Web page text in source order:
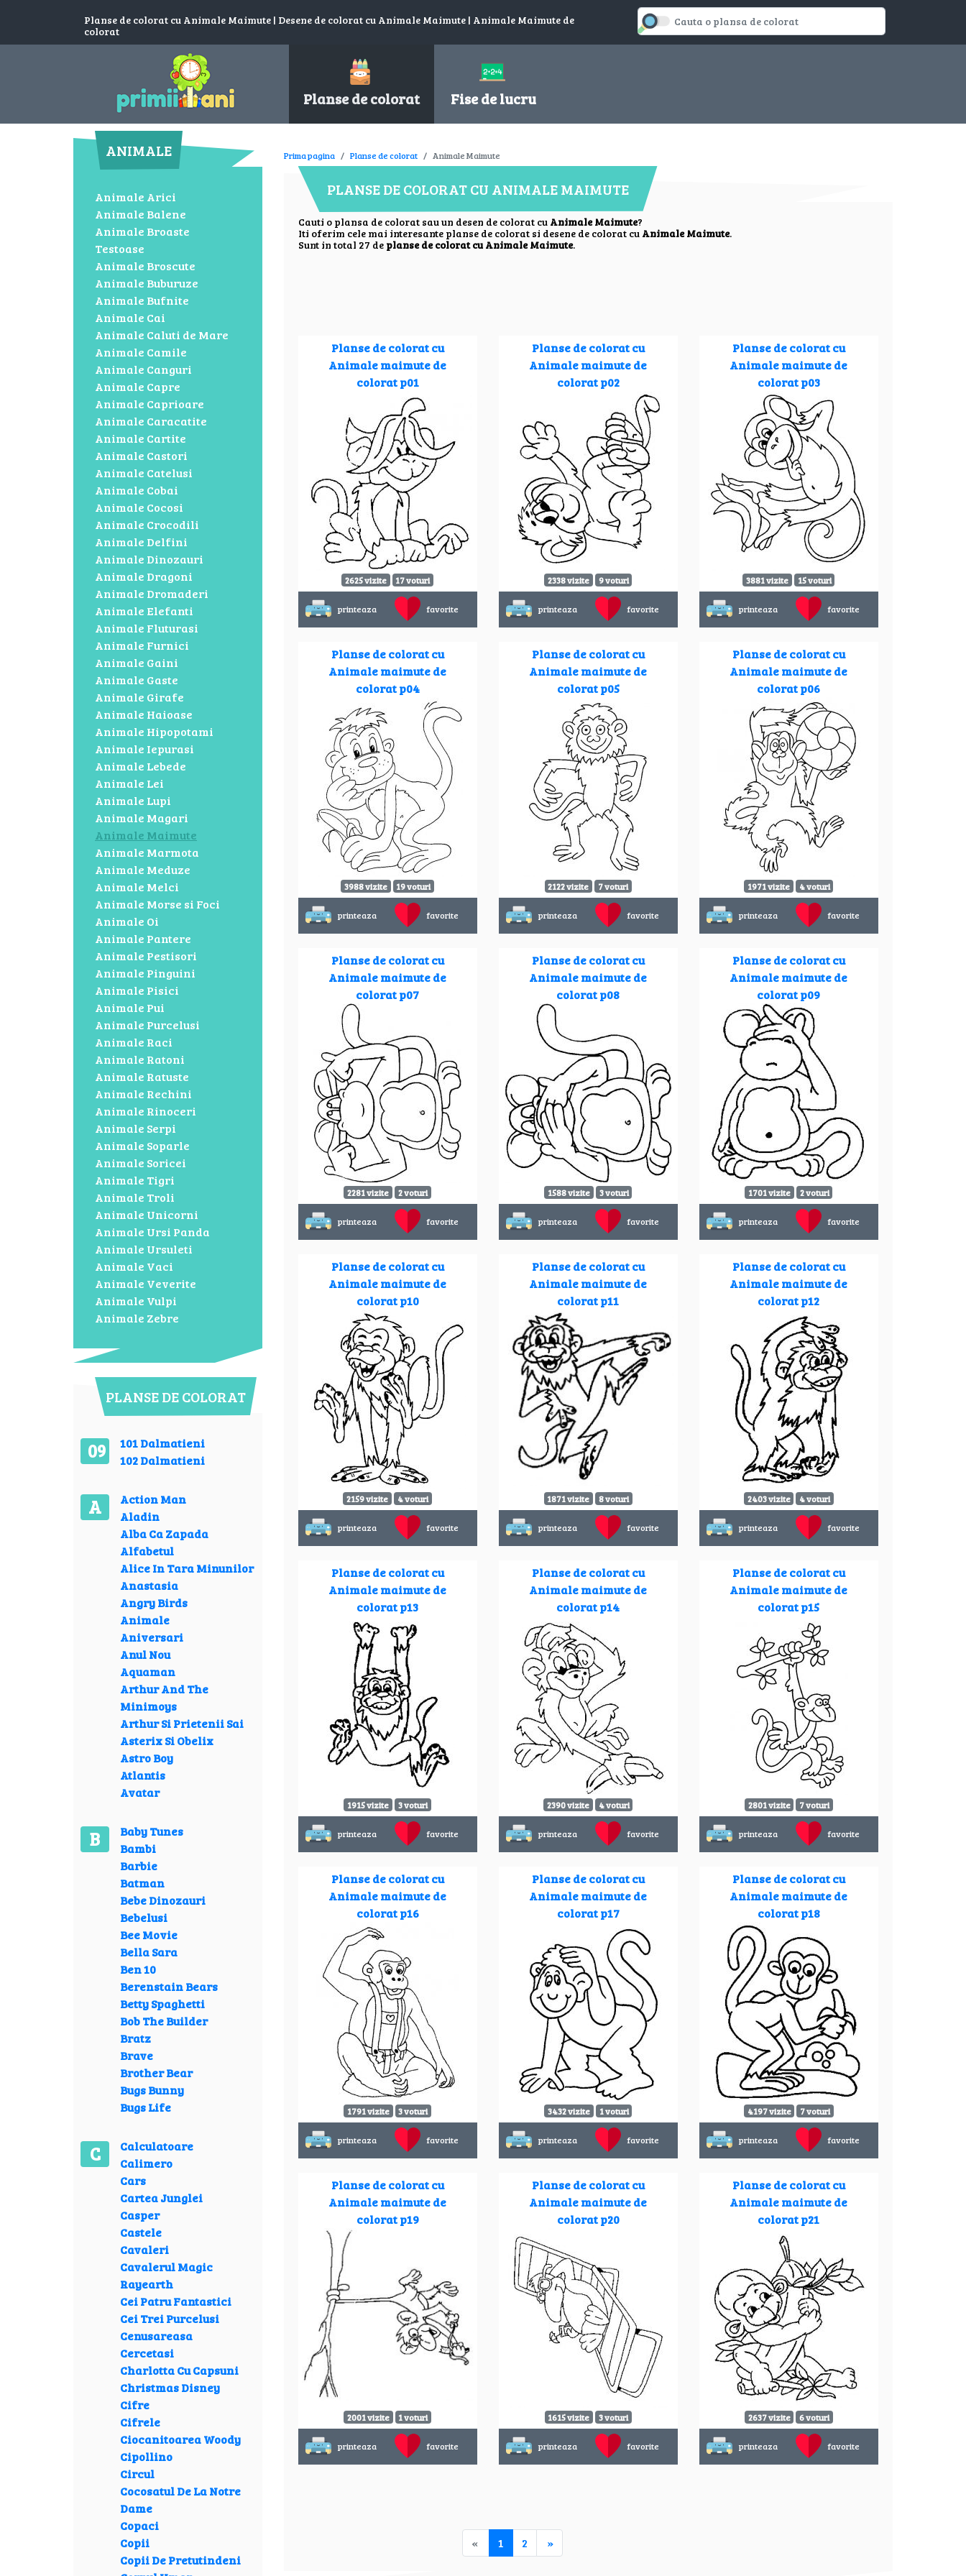
Planse de colorat cu Animale Maimute | Desene de colorat cu Animale Maimute | Animale Maimute de
colorat
Planse de colorat Fise de lucru
ANIMALE
Animale Arici
Animale Balene
Animale Broaste
Testoase
Animale Broscute
Animale Buburuze
Animale Bufnite
Animale Cai
Animale Caluti de Mare
Animale Camile
Animale Canguri
Animale Capre
Animale Caprioare
Animale Caracatite
Animale Cartite
Animale Castori
Animale Catelusi
Animale Cobai
Animale Cocosi
Animale Crocodili
Animale Delfini
Animale Dinozauri
Animale Dragoni
Animale Dromaderi
Animale Elefanti
Animale Fluturasi
Animale Furnici
Animale Gaini
Animale Gaste
Animale Girafe
Animale Haioase
Animale Hipopotami
Animale Iepurasi
Animale Lebede
Animale Lei
Animale Lupi
Animale Magari
Animale Maimute
Animale Marmota
Animale Meduze
Animale Melci
Animale Morse si Foci
Animale Oi
Animale Pantere
Animale Pestisori
Animale Pinguini
Animale Pisici
Animale Pui
Animale Purcelusi
Animale Raci
Animale Ratoni
Animale Ratuste
Animale Rechini
Animale Rinoceri
Animale Serpi
Animale Soparle
Animale Soricei
Animale Tigri
Animale Troli
Animale Unicorni
Animale Ursi Panda
Animale Ursuleti
Animale Vaci
Animale Veverite
Animale Vulpi
Animale Zebre
PLANSE DE COLORAT
09
101 Dalmatieni
102 Dalmatieni
A
Action Man
Aladin
Alba Ca Zapada
Alfabetul
Alice In Tara Minunilor
Anastasia
Angry Birds
Animale
Aniversari
Anul Nou
Aquaman
Arthur And The
Minimoys
Arthur Si Prietenii Sai
Asterix Si Obelix
Astro Boy
Atlantis
Avatar
B
Baby Tunes
Bambi
Barbie
Batman
Bebe Dinozauri
Bebelusi
Bee Movie
Bella Sara
Ben 10
Berenstain Bears
Betty Spaghetti
Bob The Builder
Bratz
Brave
Brother Bear
Bugs Bunny
Bugs Life
C
Calculatoare
Calimero
Cars
Cartea Junglei
Casper
Castele
Cavaleri
Cavalerul Magic
Rayearth
Cei Patru Fantastici
Cei Trei Purcelusi
Cenusareasa
Cercetasi
Charlotta Cu Capsuni
Christmas Disney
Cifre
Cifrele
Ciocanitoarea Woody
Cipollino
Circul
Cocosatul De La Notre
Dame
Copaci
Copii
Copii De Pretutindeni
Prima pagina Planse de colorat Animale Maimute
PLANSE DE COLORAT CU ANIMALE MAIMUTE
Cauti o plansa de colorat sau un desen de colorat cu Animale Maimute?
Iti oferim cele mai interesante planse de colorat si desene de colorat cu Animale Maimute.
Sunt in total 27 de planse de colorat cu Animale Maimute.
Planse de colorat cu
Animale maimute de
colorat p01
2625 vizite 17 voturi
printeaza favorite
Planse de colorat cu
Animale maimute de
colorat p02
2338 vizite 9 voturi
printeaza favorite
Planse de colorat cu
Animale maimute de
colorat p03
3881 vizite 15 voturi
printeaza favorite
Planse de colorat cu
Animale maimute de
colorat p04
3988 vizite 19 voturi
printeaza favorite
Planse de colorat cu
Animale maimute de
colorat p05
2122 vizite 7 voturi
printeaza favorite
Planse de colorat cu
Animale maimute de
colorat p06
1971 vizite 4 voturi
printeaza favorite
Planse de colorat cu
Animale maimute de
colorat p07
2281 vizite 2 voturi
printeaza favorite
Planse de colorat cu
Animale maimute de
colorat p08
1588 vizite 3 voturi
printeaza favorite
Planse de colorat cu
Animale maimute de
colorat p09
1701 vizite 2 voturi
printeaza favorite
Planse de colorat cu
Animale maimute de
colorat p10
2159 vizite 4 voturi
printeaza favorite
Planse de colorat cu
Animale maimute de
colorat p11
1871 vizite 8 voturi
printeaza favorite
Planse de colorat cu
Animale maimute de
colorat p12
2403 vizite 4 voturi
printeaza favorite
Planse de colorat cu
Animale maimute de
colorat p13
1915 vizite 3 voturi
printeaza favorite
Planse de colorat cu
Animale maimute de
colorat p14
2390 vizite 4 voturi
printeaza favorite
Planse de colorat cu
Animale maimute de
colorat p15
2801 vizite 7 voturi
printeaza favorite
Planse de colorat cu
Animale maimute de
colorat p16
1791 vizite 3 voturi
printeaza favorite
Planse de colorat cu
Animale maimute de
colorat p17
3432 vizite 1 voturi
printeaza favorite
Planse de colorat cu
Animale maimute de
colorat p18
4197 vizite 7 voturi
printeaza favorite
Planse de colorat cu
Animale maimute de
colorat p19
2001 vizite 1 voturi
printeaza favorite
Planse de colorat cu
Animale maimute de
colorat p20
1615 vizite 3 voturi
printeaza favorite
Planse de colorat cu
Animale maimute de
colorat p21
2637 vizite 6 voturi
printeaza favorite
« 1 2 »